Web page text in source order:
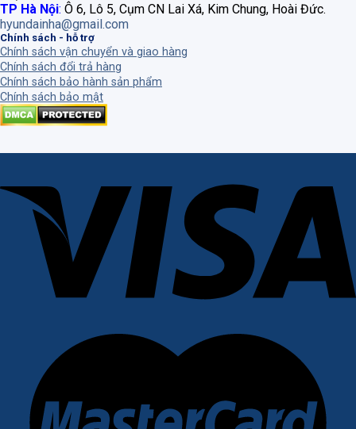
TP Hà Nội: Ô 6, Lô 5, Cụm CN Lai Xá, Kim Chung, Hoài Đức.
hyundainha@gmail.com
Chính sách - hỗ trợ
Chính sách vận chuyển và giao hàng
Chính sách đổi trả hàng
Chính sách bảo hành sản phẩm
Chính sách bảo mật